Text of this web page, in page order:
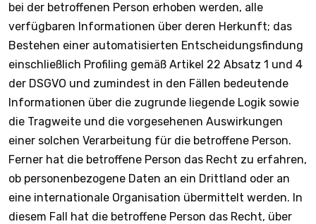
bei der betroffenen Person erhoben werden, alle
verfügbaren Informationen über deren Herkunft; das
Bestehen einer automatisierten Entscheidungsfindung
einschließlich Profiling gemäß Artikel 22 Absatz 1 und 4
der DSGVO und zumindest in den Fällen bedeutende
Informationen über die zugrunde liegende Logik sowie
die Tragweite und die vorgesehenen Auswirkungen
einer solchen Verarbeitung für die betroffene Person.
Ferner hat die betroffene Person das Recht zu erfahren,
ob personenbezogene Daten an ein Drittland oder an
eine internationale Organisation übermittelt werden. In
diesem Fall hat die betroffene Person das Recht, über